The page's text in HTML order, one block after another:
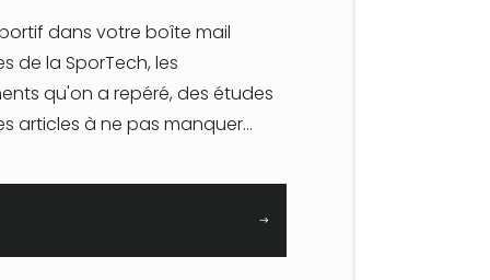
dans votre boîte mail
de la SporTech, les
qu'on a repéré, des études
articles à ne pas manquer...